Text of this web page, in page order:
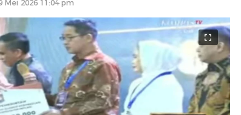
Mei 2026 11:04 pm